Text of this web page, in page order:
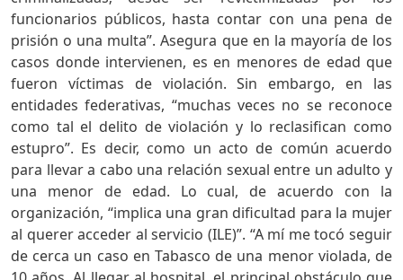
funcionarios públicos, hasta contar con una pena de
prisión o una multa”. Asegura que en la mayoría de los
casos donde intervienen, es en menores de edad que
fueron víctimas de violación. Sin embargo, en las
entidades federativas, “muchas veces no se reconoce
como tal el delito de violación y lo reclasifican como
estupro”. Es decir, como un acto de común acuerdo
para llevar a cabo una relación sexual entre un adulto y
una menor de edad. Lo cual, de acuerdo con la
organización, “implica una gran dificultad para la mujer
al querer acceder al servicio (ILE)”. “A mí me tocó seguir
de cerca un caso en Tabasco de una menor violada, de